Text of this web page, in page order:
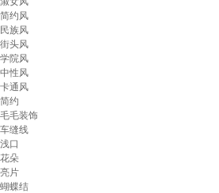
简约风
民族风
街头风
学院风
中性风
卡通风
简约
毛毛装饰
车缝线
浅口
花朵
亮片
蝴蝶结